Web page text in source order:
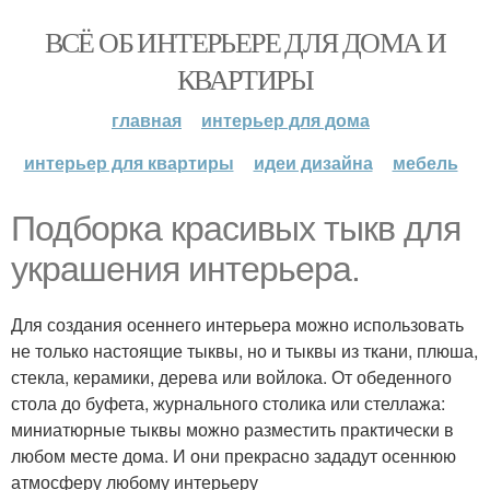
ВСЁ ОБ ИНТЕРЬЕРЕ ДЛЯ ДОМА И
КВАРТИРЫ
главная
интерьер для дома
интерьер для квартиры
идеи дизайна мебель
Подборка красивых тыкв для
украшения интерьера.
Для создания осеннего интерьера можно использовать
не только настоящие тыквы, но и тыквы из ткани, плюша,
стекла, керамики, дерева или войлока. От обеденного
стола до буфета, журнального столика или стеллажа:
миниатюрные тыквы можно разместить практически в
любом месте дома. И они прекрасно зададут осеннюю
атмосферу любому интерьеру